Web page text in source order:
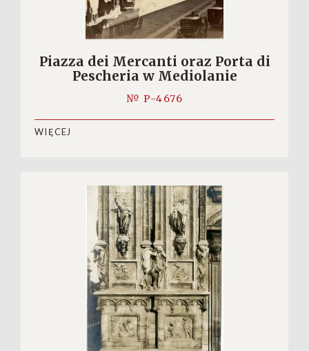
Piazza dei Mercanti oraz Porta di
Pescheria w Mediolanie
№ P-4676
WIĘCEJ